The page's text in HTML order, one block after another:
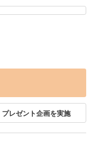
プレゼント企画を実施